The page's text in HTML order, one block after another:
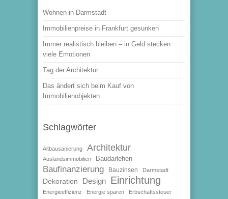
Wohnen in Darmstadt
Immobilienpreise in Frankfurt gesunken
Immer realistisch bleiben – in Geld stecken
viele Emotionen
Tag der Architektur
Das ändert sich beim Kauf von
Immobilienobjekten
Schlagwörter
Altbausanierung Architektur
Auslandsimmobilien Baudarlehen
Baufinanzierung Bauzinsen Darmstadt
Dekoration Design Einrichtung
Energieeffizienz Energie sparen Erbschaftssteuer